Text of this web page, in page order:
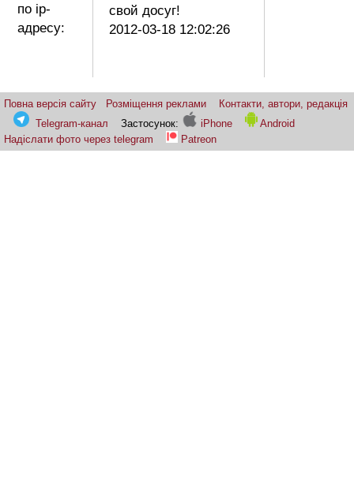
по ip-
адресу:
свой досуг!
2012-03-18 12:02:26
Повна версія сайту Розміщення реклами
Контакти, автори, редакція
Telegram-канал
Застосунок: iPhone
Android
Надіслати фото через telegram
Patreon